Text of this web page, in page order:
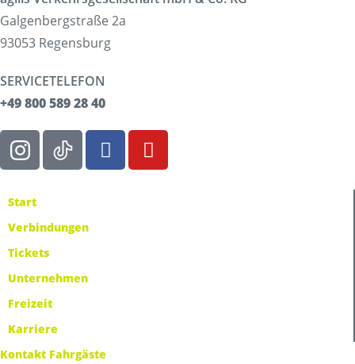
Galgenbergstraße 2a
93053 Regensburg
SERVICETELEFON
+49 800 589 28 40
Start
Verbindungen
Tickets
Unternehmen
Freizeit
Karriere
Kontakt Fahrgäste